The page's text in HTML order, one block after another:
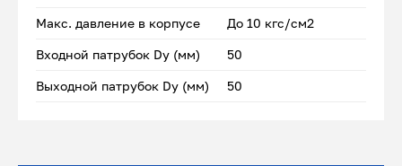
Макс. давление в корпусе До 10 кгс/см2
Входной патрубок Dу (мм) 50
Выходной патрубок Dу (мм) 50